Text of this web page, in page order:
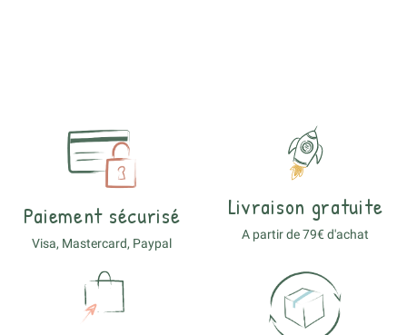
Paiement sécurisé
Visa, Mastercard, Paypal
Livraison gratuite
A partir de 79€ d'achat